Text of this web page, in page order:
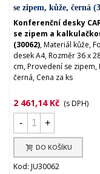
se zipem, kůže, černá
Konferenční desky
se zipem a
(30062), Materiál kůže,
desek A4, Rozměr 36 x
cm, Provedení se zipem,
černá, Cena za ks
2 461,14 Kč (s DPH)
-
+
DO KOŠÍKU
Kod: JU30062